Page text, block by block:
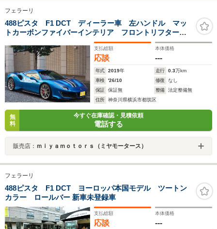
フェラーリ
488ピスタ F1 DCT ディーラー車 左ハンドル マッ
トカーボンファイバーインテリア フロントリフター
20インチ鍛造アルミホイール カーボンブレーキ カー
ボンリアディフューザー カーボンフロントエアベント
支払総額
応談
本体価格
---
年式 2019年 走行 0.3万km
車検
'26/10 修復
なし
保証
保証無 整備
法定整備無
住所
神奈川県横浜市都筑区
無
料
今すぐ在庫確認・見積依頼
電話する
販売店： ｍｉｙａｍｏｔｏｒｓ（ミヤモータース）
フェラーリ
488ピスタ F1 DCT ヨーロッパ本国モデル ツートン
カラー ロールバー 新車未登録車
支払総額
応談
本体価格
---